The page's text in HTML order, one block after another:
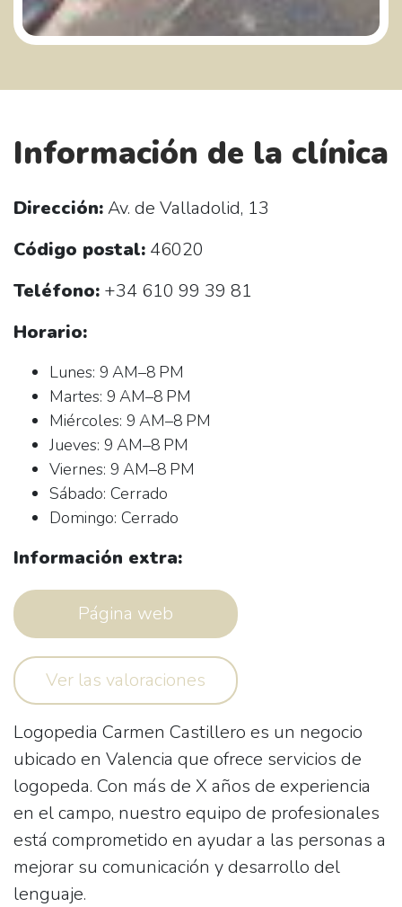
Información de la clínica
Dirección:Av. de Valladolid, 13
Código postal: 46020
Teléfono: +34 610 99 39 81
Horario:
Lunes: 9 AM–8 PM
Martes: 9 AM–8 PM
Miércoles: 9 AM–8 PM
Jueves: 9 AM–8 PM
Viernes: 9 AM–8 PM
Sábado: Cerrado
Domingo: Cerrado
Información extra:
Página web
Ver las valoraciones
Logopedia Carmen Castillero es un negocio
ubicado en Valencia que ofrece servicios de
logopeda. Con más de X años de experiencia
en el campo, nuestro equipo de profesionales
está comprometido en ayudar a las personas a
mejorar su comunicación y desarrollo del
lenguaje.